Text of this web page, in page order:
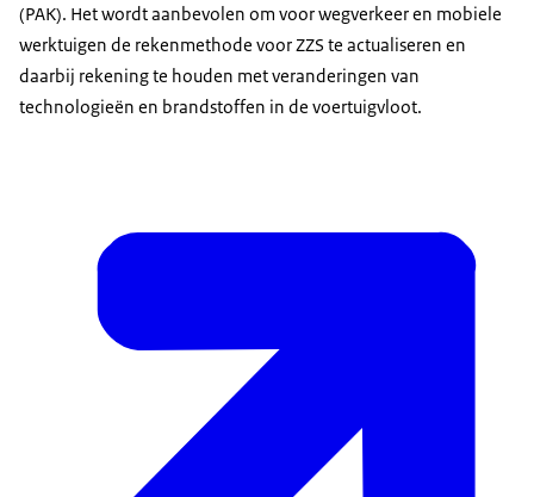
(PAK). Het wordt aanbevolen om voor wegverkeer en mobiele
werktuigen de rekenmethode voor ZZS te actualiseren en
daarbij rekening te houden met veranderingen van
technologieën en brandstoffen in de voertuigvloot.